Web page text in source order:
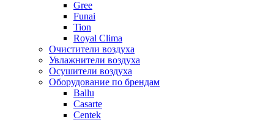
Gree
Funai
Tion
Royal Clima
Очистители воздуха
Увлажнители воздуха
Осушители воздуха
Оборудование по брендам
Ballu
Casarte
Centek